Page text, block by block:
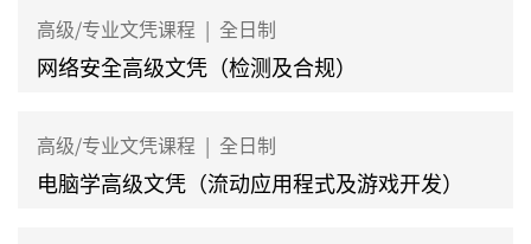
高级/专业文凭课程 | 全日制
网络安全高级文凭（检测及合规）
高级/专业文凭课程 | 全日制
电脑学高级文凭（流动应用程式及游戏开发）